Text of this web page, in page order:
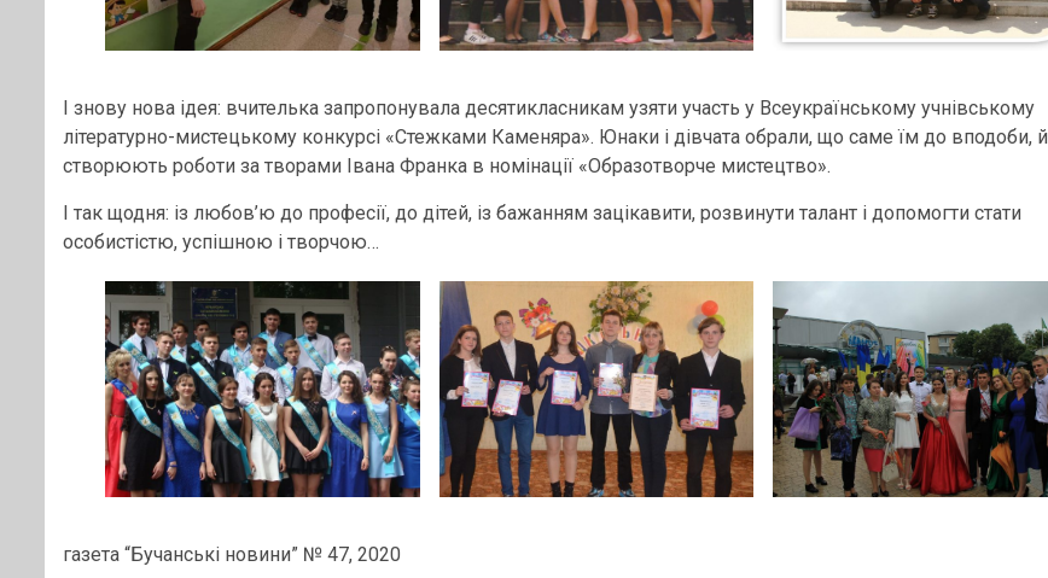
І знову нова ідея: вчителька запропонувала десятикласникам узяти участь у Всеукраїнському учнівському
літературно-мистецькому конкурсі «Стежками Каменяра». Юнаки і дівчата обрали, що саме їм до вподоби, й
створюють роботи за творами Івана Франка в номінації «Образотворче мистецтво».
І так щодня: із любов’ю до професії, до дітей, із бажанням зацікавити, розвинути талант і допомогти стати
особистістю, успішною і творчою…
газета “Бучанські новини” № 47, 2020